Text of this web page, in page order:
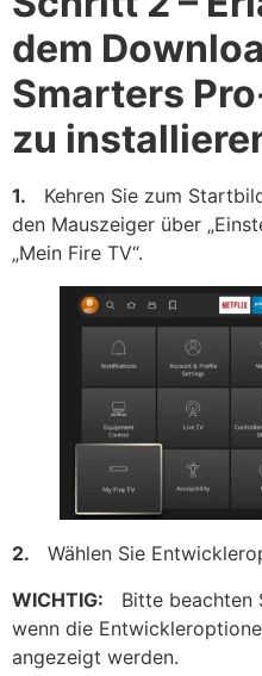
dem
Smarters
zu
1. Kehren Sie zum
den Mauszeiger über
„Mein Fire TV“.
2. Wählen Sie
WICHTIG: Bitte beachten
wenn die
angezeigt werden.